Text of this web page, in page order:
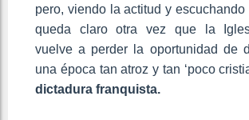
pero, viendo la actitud y escuchando
queda claro otra vez que la
vuelve a perder la oportunidad de
una época tan atroz y tan ‘poco
dictadura franquista.